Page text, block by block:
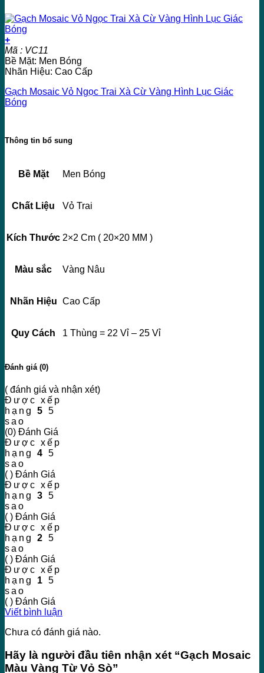
+
Mã : VC11
Bề Mặt: Men Bóng
Nhãn Hiệu: Cao Cấp
Gạch Mosaic Vỏ Ngọc Trai Xà Cừ Vàng Hình Lục Giác
Bóng
Thông tin bổ sung
Bề Mặt Men Bóng
Chất Liệu Vỏ Trai
Kích Thước 2×2 Cm ( 20×20 MM )
Màu sắc Vàng Nâu
Nhãn Hiệu Cao Cấp
Quy Cách 1 Thùng = 22 Vỉ – 25 Vỉ
Đánh giá (0)
( đánh giá và nhận xét)
Được xếp
hạng 5 5
sao
(0) Đánh Giá
Được xếp
hạng 4 5
sao
( ) Đánh Giá
Được xếp
hạng 3 5
sao
( ) Đánh Giá
Được xếp
hạng 2 5
sao
( ) Đánh Giá
Được xếp
hạng 1 5
sao
( ) Đánh Giá
Viết bình luận
Chưa có đánh giá nào.
Hãy là người đầu tiên nhận xét “Gạch Mosaic
Màu Vàng Từ Vỏ Sò”